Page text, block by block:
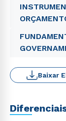
Baixar